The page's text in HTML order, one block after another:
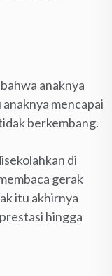
anaknya
mencapai
berkembang.
di
gerak
itu akhirnya
hingga